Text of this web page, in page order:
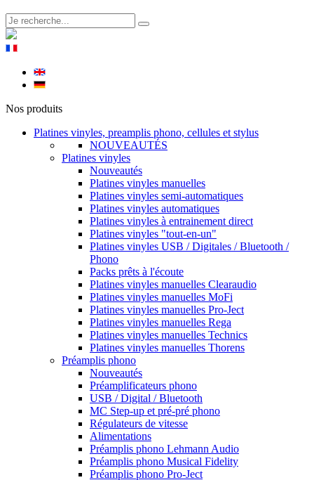
Nos produits
Platines vinyles, preamplis phono, cellules et stylus
NOUVEAUTÉS
Platines vinyles
Nouveautés
Platines vinyles manuelles
Platines vinyles semi-automatiques
Platines vinyles automatiques
Platines vinyles à entrainement direct
Platines vinyles "tout-en-un"
Platines vinyles USB / Digitales / Bluetooth /
Phono
Packs prêts à l'écoute
Platines vinyles manuelles Clearaudio
Platines vinyles manuelles MoFi
Platines vinyles manuelles Pro-Ject
Platines vinyles manuelles Rega
Platines vinyles manuelles Technics
Platines vinyles manuelles Thorens
Préamplis phono
Nouveautés
Préamplificateurs phono
USB / Digital / Bluetooth
MC Step-up et pré-pré phono
Régulateurs de vitesse
Alimentations
Préamplis phono Lehmann Audio
Préamplis phono Musical Fidelity
Préamplis phono Pro-Ject